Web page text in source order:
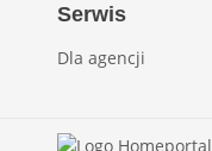
Serwis
Dla agencji